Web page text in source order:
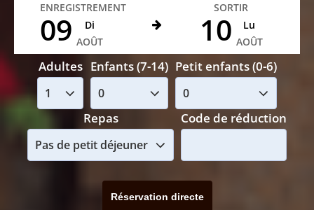
ENREGISTREMENT
09
Di
AOÛT
SORTIR
10
Lu
AOÛT
Adultes Enfants (7-14) Petit enfants (0-6)
Repas Code de réduction